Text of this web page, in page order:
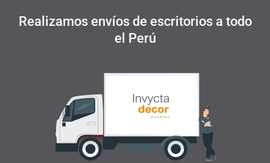
Realizamos envíos de escritorios a todo
el Perú